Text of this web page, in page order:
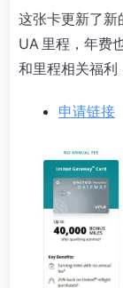
这张卡更新了
UA 里程，年费
和里程相关福利
申请链接